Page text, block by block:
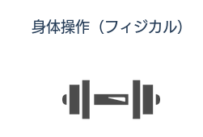
​身体操作（フィジカル）